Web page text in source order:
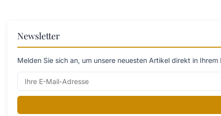
Newsletter
Melden Sie sich an, um unsere neuesten Artikel direkt in